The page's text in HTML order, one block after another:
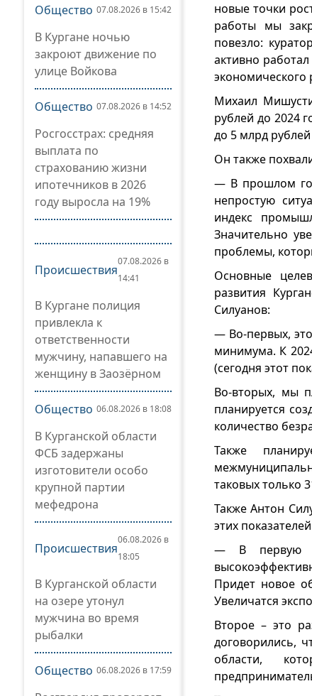
Общество 07.08.2026 в 15:42
В Кургане ночью
закроют движение по
улице Войкова
Общество 07.08.2026 в 14:52
Росгосстрах: средняя
выплата по
страхованию жизни
ипотечников в 2026
году выросла на 19%
Происшествия
07.08.2026 в
14:41
В Кургане полиция
привлекла к
ответственности
мужчину, напавшего на
женщину в Заозёрном
Общество 06.08.2026 в 18:08
В Курганской области
ФСБ задержаны
изготовители особо
крупной партии
мефедрона
Происшествия
06.08.2026 в
18:05
В Курганской области
на озере утонул
мужчина во время
рыбалки
Общество 06.08.2026 в 17:59
новые точки
работы мы
повезло:
активно
экономического
Михаил
рублей до 2024
до 5 млрд
Он также
— В прошлом
непростую
индекс
Значительно
проблемы,
Основные
развития
Силуанов:
— Во-первых,
минимума. К
(сегодня этот
Во-вторых, мы
планируется
количество
Также
таковых только
Также Антон
этих
— В первую
Придет новое
Увеличатся
Второе – это
договорились,
области,